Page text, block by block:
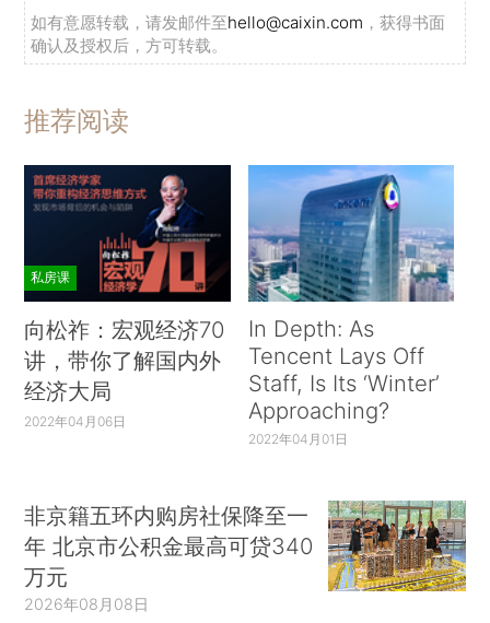
如有意愿转载，请发邮件至hello@caixin.com ，获得书面
确认及授权后，方可转载。
推荐阅读
私房课
向松祚：宏观经济70
讲，带你了解国内外
经济大局
2022年04月06日
In Depth: As
Tencent Lays Off
Staff, Is Its ‘Winter’
Approaching?
2022年04月01日
非京籍五环内购房社保降至一
年 北京市公积金最高可贷340
万元
2026年08月08日